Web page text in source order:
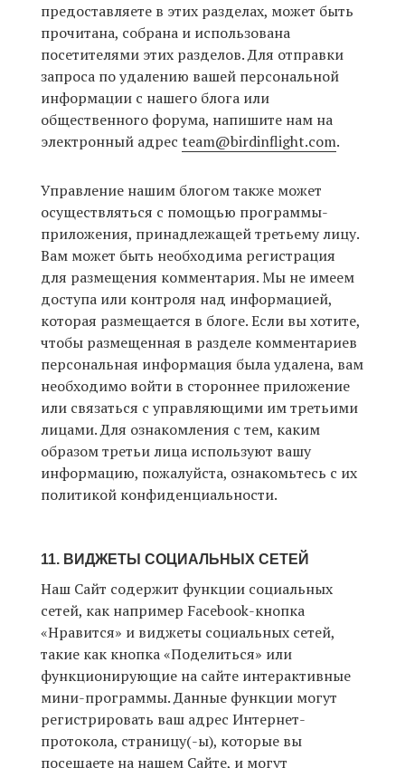
предоставляете в этих разделах, может быть
прочитана, собрана и использована
посетителями этих разделов. Для отправки
запроса по удалению вашей персональной
информации с нашего блога или
общественного форума, напишите нам на
электронный адрес team@birdinflight.com.
Управление нашим блогом также может
осуществляться с помощью программы-
приложения, принадлежащей третьему лицу.
Вам может быть необходима регистрация
для размещения комментария. Мы не имеем
доступа или контроля над информацией,
которая размещается в блоге. Если вы хотите,
чтобы размещенная в разделе комментариев
персональная информация была удалена, вам
необходимо войти в стороннее приложение
или связаться с управляющими им третьими
лицами. Для ознакомления с тем, каким
образом третьи лица используют вашу
информацию, пожалуйста, ознакомьтесь с их
политикой конфиденциальности.
11. ВИДЖЕТЫ СОЦИАЛЬНЫХ СЕТЕЙ
Наш Сайт содержит функции социальных
сетей, как например Facebook-кнопка
«Нравится» и виджеты социальных сетей,
такие как кнопка «Поделиться» или
функционирующие на сайте интерактивные
мини-программы. Данные функции могут
регистрировать ваш адрес Интернет-
протокола, страницу(-ы), которые вы
посещаете на нашем Сайте, и могут